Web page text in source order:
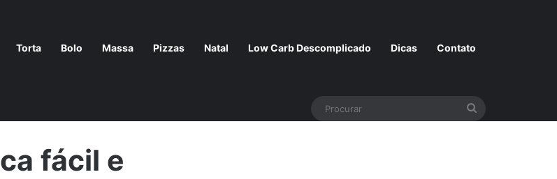
Torta Bolo Massa Pizzas Natal Low Carb Descomplicado Dicas Contato
fácil e